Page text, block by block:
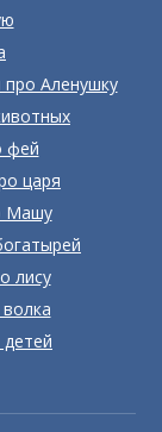
про Аленушку
фей
царя
Машу
лису